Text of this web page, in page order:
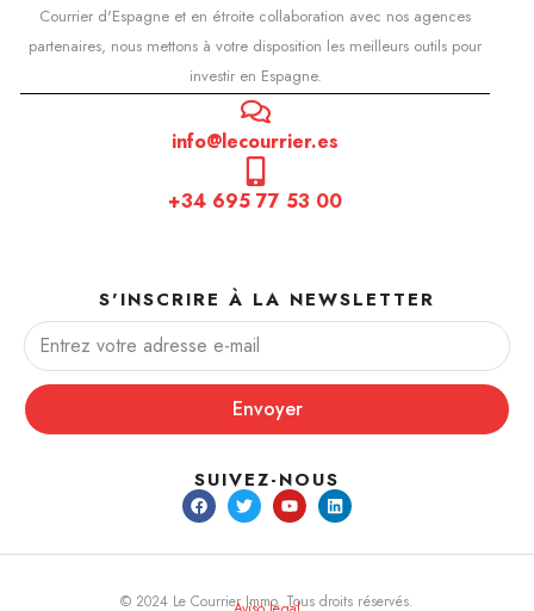
Courrier d'Espagne et en étroite collaboration avec nos agences
partenaires, nous mettons à votre disposition les meilleurs outils pour
investir en Espagne.
info@lecourrier.es
+34 695 77 53 00
S'INSCRIRE À LA NEWSLETTER
Envoyer
SUIVEZ-NOUS
© 2024 Le Courrier Immo. Tous droits réservés.